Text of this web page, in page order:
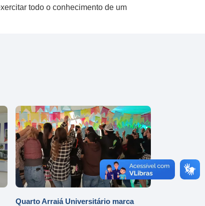
todo o conhecimento de um
Quarto Arraiá Universitário marca